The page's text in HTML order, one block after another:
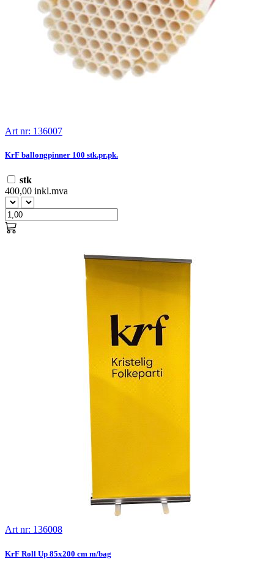
Art nr: 136007
KrF ballongpinner 100 stk.pr.pk.
stk
400,00 inkl.mva
Art nr: 136008
KrF Roll Up 85x200 cm m/bag